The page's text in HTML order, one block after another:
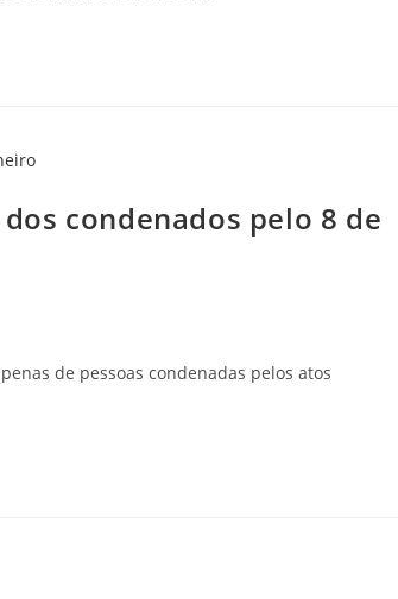
condenados pelo 8 de
de pessoas condenadas pelos atos